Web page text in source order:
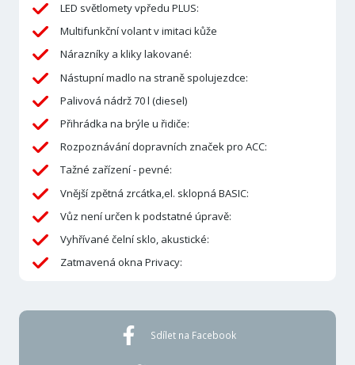
LED světlomety vpředu PLUS:
Multifunkční volant v imitaci kůže
Nárazníky a kliky lakované:
Nástupní madlo na straně spolujezdce:
Palivová nádrž 70 l (diesel)
Přihrádka na brýle u řidiče:
Rozpoznávání dopravních značek pro ACC:
Tažné zařízení - pevné:
Vnější zpětná zrcátka,el. sklopná BASIC:
Vůz není určen k podstatné úpravě:
Vyhřívané čelní sklo, akustické:
Zatmavená okna Privacy:
Sdílet na Facebook